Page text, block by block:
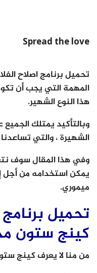
Spread the love
تحميل برنامج اصلاح
المهمة التي يجب أن
هذا النوع الشهير.
وبالتأكيد يمتلك
الشهيرة ، والتي
وفي هذا المقال سوف
يمكن استخدامه من أجل
ميموري.
تحميل
كينج ستون
من منا لا يعرف كينج